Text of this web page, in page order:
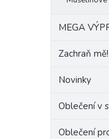
MEGA
Zachraň mě!
Novinky
Oblečení v
Oblečení